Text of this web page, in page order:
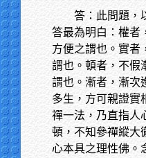
答：此問題，
答最為明白：權者
方便之謂也。實者
謂也。頓者，不假
謂也。漸者，漸次
多生，方可親證實
禪一法，乃直指人
頓，不知參禪縱大
心本具之理性佛。